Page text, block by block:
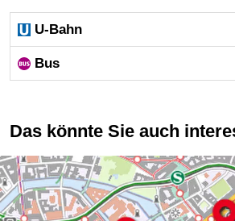
U-Bahn
Bus
Das könnte Sie auch